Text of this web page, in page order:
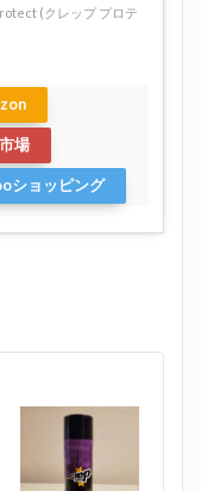
(クレップ プロテ
場
ショッピング